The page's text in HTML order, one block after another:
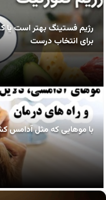
رژیم فستینگ بهتر است یا
برای انتخاب درست
با موهایی که مثل آدامس